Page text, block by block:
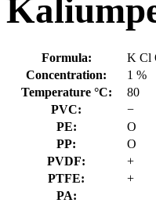
Formula:
K Cl
Concentration:
1 %
Temperature °C:
80
PVC:
−
PE:
O
PP:
O
PVDF:
+
PTFE:
+
PA: